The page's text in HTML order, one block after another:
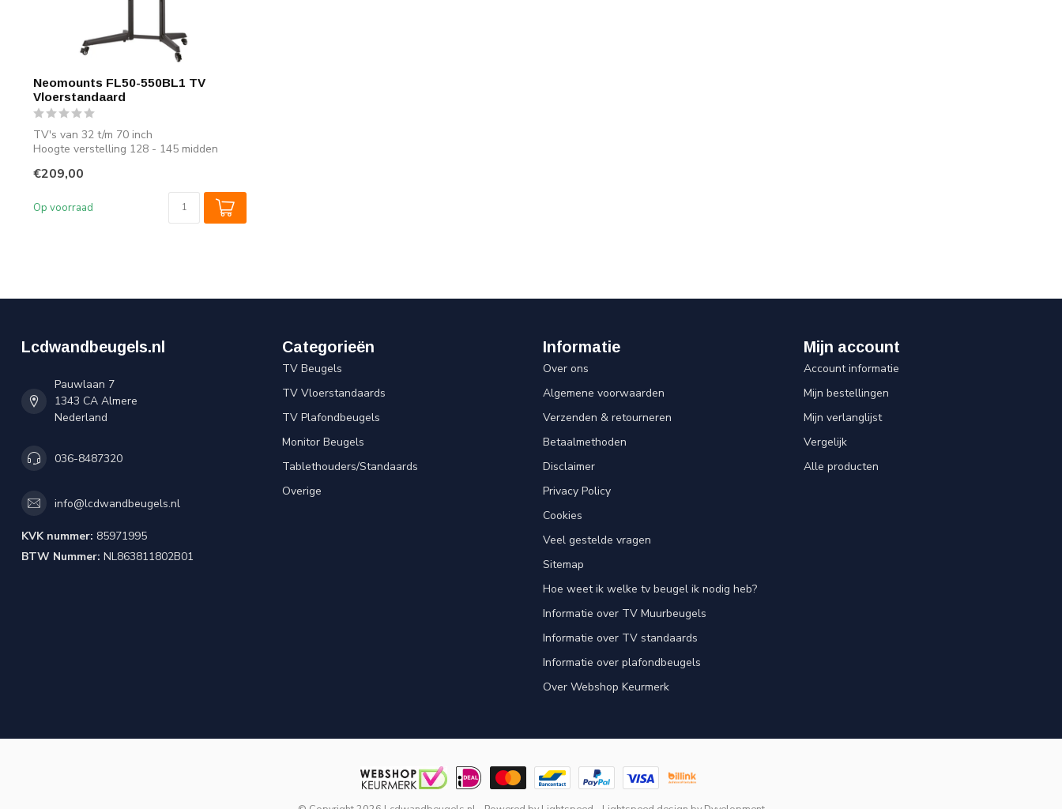
Neomounts FL50-550BL1 TV
Vloerstandaard
TV's van 32 t/m 70 inch
Hoogte verstelling 128 - 145 midden
€209,00
Op voorraad
Lcdwandbeugels.nl
Pauwlaan 7
1343 CA Almere
Nederland
036-8487320
info@lcdwandbeugels.nl
KVK nummer: 85971995
BTW Nummer: NL863811802B01
Categorieën
TV Beugels
TV Vloerstandaards
TV Plafondbeugels
Monitor Beugels
Tablethouders/Standaards
Overige
Informatie
Over ons
Algemene voorwaarden
Verzenden & retourneren
Betaalmethoden
Disclaimer
Privacy Policy
Cookies
Veel gestelde vragen
Sitemap
Hoe weet ik welke tv beugel ik nodig heb?
Informatie over TV Muurbeugels
Informatie over TV standaards
Informatie over plafondbeugels
Over Webshop Keurmerk
Mijn account
Account informatie
Mijn bestellingen
Mijn verlanglijst
Vergelijk
Alle producten